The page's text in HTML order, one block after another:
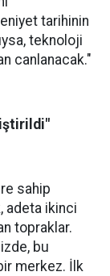
tarihinin
teknoloji
canlanacak."
sahip
adeta ikinci
topraklar.
bu
merkez. İlk